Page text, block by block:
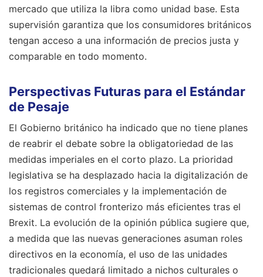
mercado que utiliza la libra como unidad base. Esta
supervisión garantiza que los consumidores británicos
tengan acceso a una información de precios justa y
comparable en todo momento.
Perspectivas Futuras para el Estándar
de Pesaje
El Gobierno británico ha indicado que no tiene planes
de reabrir el debate sobre la obligatoriedad de las
medidas imperiales en el corto plazo. La prioridad
legislativa se ha desplazado hacia la digitalización de
los registros comerciales y la implementación de
sistemas de control fronterizo más eficientes tras el
Brexit. La evolución de la opinión pública sugiere que,
a medida que las nuevas generaciones asuman roles
directivos en la economía, el uso de las unidades
tradicionales quedará limitado a nichos culturales o